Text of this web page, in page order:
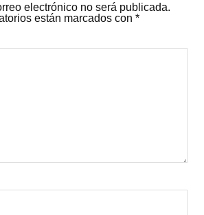
electrónico no será publicada.
están marcados con *